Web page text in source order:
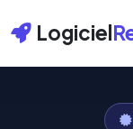
Logiciel